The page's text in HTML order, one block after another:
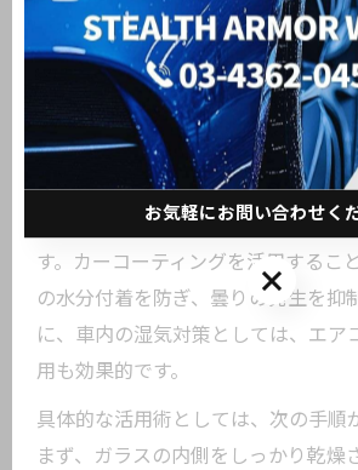
す。ユーザーの声として、「コーテ
急な曇りが減り、安心して運転でき
といった実感も多く寄せられていま
車内の湿気を抑えるカーコーティ
車内の湿気はガラスの曇りを引き起
す。カーコーティングを活用するこ
の水分付着を防ぎ、曇りの発生を抑
に、車内の湿気対策としては、エア
用も効果的です。
具体的な活用術としては、次の手順
まず、ガラスの内側をしっかり乾燥
お気軽にお問い合わせく
お気軽にお問い合わせく